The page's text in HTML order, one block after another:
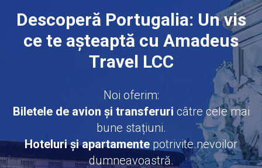
Descoperă Portugalia: Un vis
ce te așteaptă cu Amadeus
Travel LCC
Noi oferim:
Biletele de avion și transferuri câtre cele mai
bune stațiuni.
Hoteluri și apartamente potrivite nevoilor
dumneavoastră.